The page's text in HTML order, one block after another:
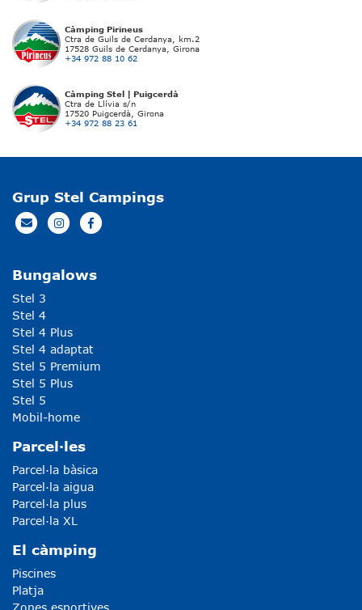
Càmping Pirineus
Ctra de Guils de Cerdanya, km.2
17528 Guils de Cerdanya, Girona
+34 972 88 10 62
Càmping Stel | Puigcerdà
Ctra de Llívia s/n
17520 Puigcerdà, Girona
+34 972 88 23 61
Grup Stel Campings
Bungalows
Stel 3
Stel 4
Stel 4 Plus
Stel 4 adaptat
Stel 5 Premium
Stel 5 Plus
Stel 5
Mobil-home
Parcel·les
Parcel·la bàsica
Parcel·la aigua
Parcel·la plus
Parcel·la XL
El càmping
Piscines
Platja